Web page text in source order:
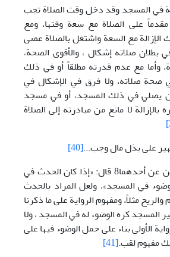
في المسجد وقد دخل وقت الصلاة تجب
مقدماً على الصلاة مع سعة وقتها، ومع
الإزالة مع السعة واشتغل بالصلاة عصى
بطلان صلاته إشكال ، والأقوى الصحة،
وأما مع عدم قدرته مطلقاً أو في ذلك
صحة صلاته، ولا فرق في الإشكال في
أن يصلي في ذلك المسجد، أو في مسجد
لا مانع من مبادرته إلى الصلاة
على بذل مال وجب...[40]
وروى بكير في الحسن عن أحدهما8 قال: «إذا كان الحدث في
في المسجد»، ولعل المراد بالحدث
مثلاً، ومفهوم الرواية على ما ذكرنا
المسجد كره الوضوء له في المسجد ، ولا
الأولى بناء على حمل الوضوء فيها على
مفهوم لقب.[41]